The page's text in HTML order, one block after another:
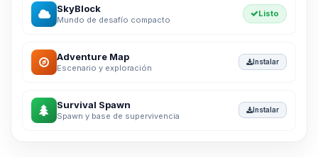
SkyBlock
Mundo de desafío compacto
Listo
Adventure Map
Escenario y exploración
Instalar
Survival Spawn
Spawn y base de supervivencia
Instalar